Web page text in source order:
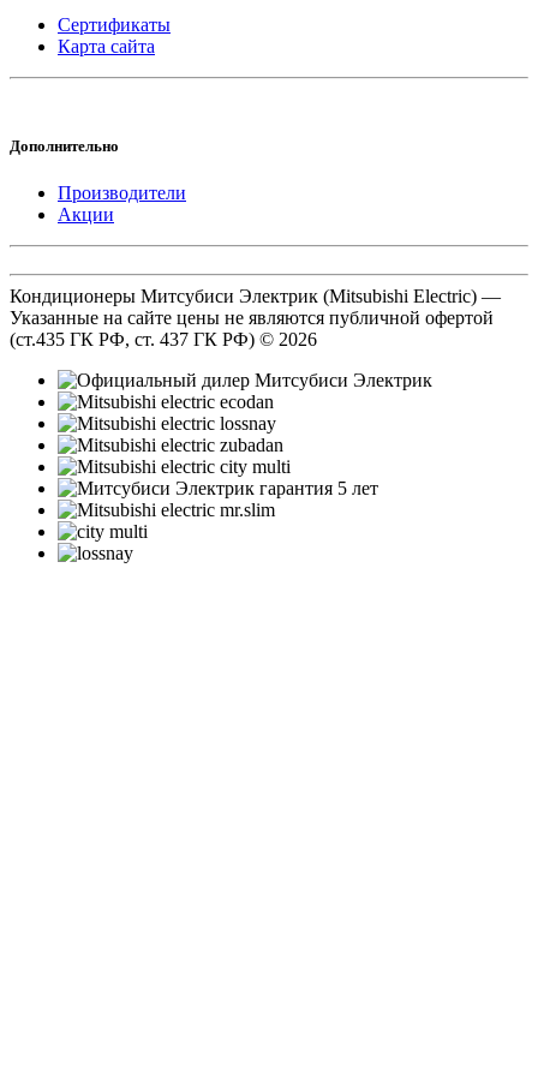
Сертификаты
Карта сайта
Дополнительно
Производители
Акции
Кондиционеры Митсубиси Электрик (Mitsubishi Electric) —
Указанные на сайте цены не являются публичной офертой
(ст.435 ГК РФ, cт. 437 ГК РФ) © 2026